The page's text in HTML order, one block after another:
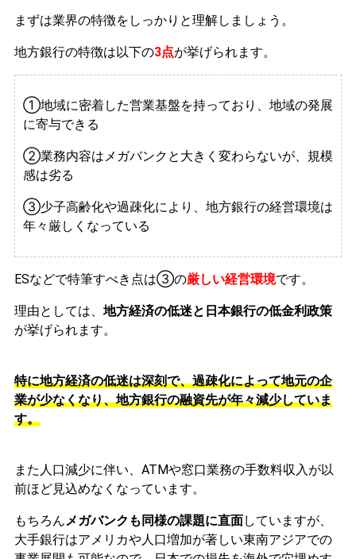
まずは業界の特徴をしっかりと理解しましょう。
地方銀行の特徴は以下の3点が挙げられます。
①地域に密着した営業基盤を持っており、地域の発展
に寄与できる
②業務内容はメガバンクと大きく変わらないが、規模
感は劣る
③少子高齢化や過疎化により、地方銀行の経営環境は
年々厳しくなっている
ESなどで特筆すべき点は③の厳しい経営環境です。
理由としては、 地方経済の低迷と日本銀行の低金利政策
が挙げられます。
特に地方経済の低迷は深刻で、過疎化によって地元の企
業が少なくなり、地方銀行の融資先が年々減少していま
す。
また人口減少に伴い、ATMや窓口業務の手数料収入が以
前ほど見込めなくなっています。
もちろんメガバンクも同様の課題に直面していますが、
大手銀行はアメリカや人口増加が著しい東南アジアでの